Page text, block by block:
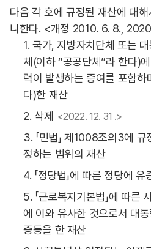
다음 각 호에 규정된 재산에 대
니한다. <개정 2010. 6. 8.,
1. 국가, 지방자치단체 또는
체(이하 “공공단체”라 한다)
력이 발생하는 증여를 포함하
다)한 재산
2. 삭제
<2022. 12. 31 .>
3. 「민법」 제1008조의3에
정하는 범위의 재산
4. 「정당법」에 따른 정당에
5. 「근로복지기본법」에 따른
에 이와 유사한 것으로서 대
증등을 한 재산